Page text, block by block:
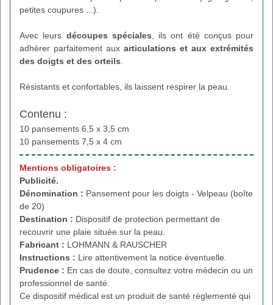
petites coupures ...).
Avec leurs découpes spéciales, ils ont été conçus pour
adhérer parfaitement aux articulations et aux extrémités
des doigts et des orteils.
Résistants et confortables, ils laissent respirer la peau.
Contenu :
10 pansements 6,5 x 3,5 cm
10 pansements 7,5 x 4 cm
Mentions obligatoires :
Publicité.
Dénomination : Pansement pour les doigts - Velpeau (boîte
de 20)
Destination : Dispositif de protection permettant de
recouvrir une plaie située sur la peau.
Fabricant : LOHMANN & RAUSCHER
Instructions : Lire attentivement la notice éventuelle.
Prudence : En cas de doute, consultez votre médecin ou un
professionnel de santé.
Ce dispositif médical est un produit de santé réglementé qui